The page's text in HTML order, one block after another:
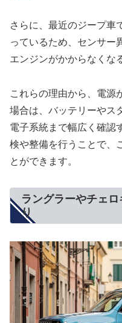
さらに、最近のジープ車
っているため、センサー
エンジンがかからなくな
これらの理由から、電源
場合は、バッテリーやス
電子系統まで幅広く確認
検や整備を行うことで、
とができます。
ラングラーやチェ
り